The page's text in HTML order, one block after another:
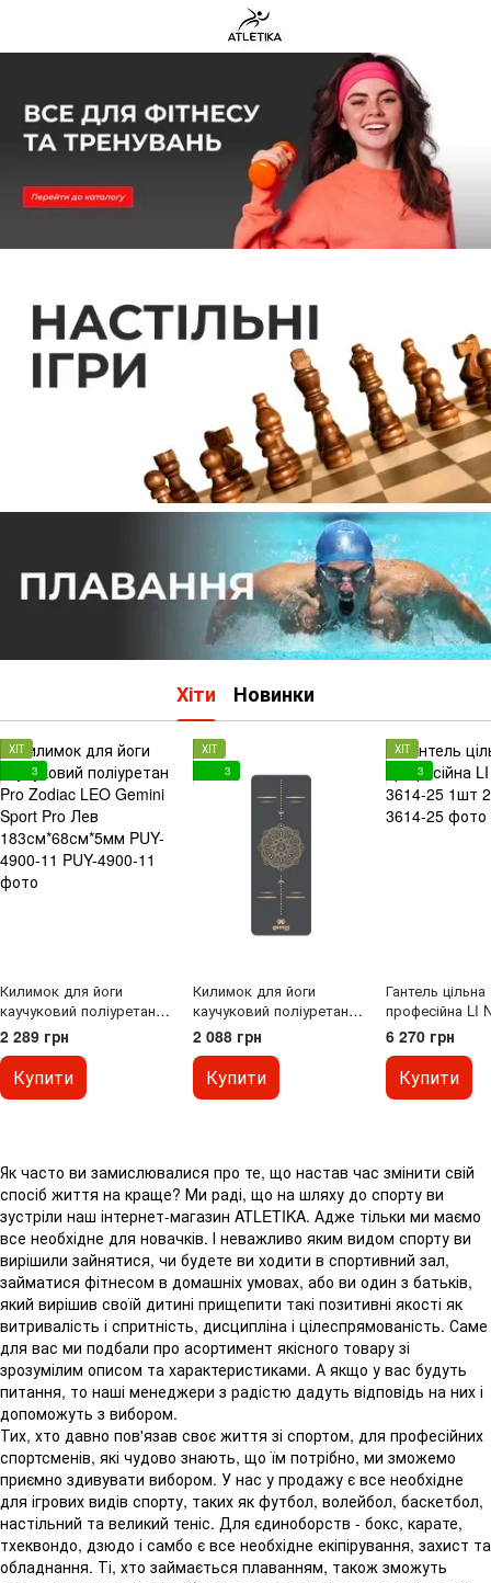
Хіти Новинки
ХІТ
3
Килимок для йоги
каучуковий поліуретан
Pro Zodiac LEO Gemini
Sport Pro Лев
183см*68см*5мм PUY-
4900-11
2 289 грн
Купити
ХІТ
3
Килимок для йоги
каучуковий поліуретан
Gemini Sport Pro
183см*68см*5мм PUY-
3900-7 темно-сірий
2 088 грн
Купити
ХІТ
3
Гантель цільна
професійна LI
3614-25 1шт
6 270 грн
Купити
Як часто ви замислювалися про те, що настав час змінити свій
спосіб життя на краще? Ми раді, що на шляху до спорту ви
зустріли наш інтернет-магазин ATLETIKA. Адже тільки ми маємо
все необхідне для новачків. І неважливо яким видом спорту ви
вирішили зайнятися, чи будете ви ходити в спортивний зал,
займатися фітнесом в домашніх умовах, або ви один з батьків,
який вирішив своїй дитині прищепити такі позитивні якості як
витривалість і спритність, дисципліна і цілеспрямованість. Саме
для вас ми подбали про асортимент якісного товару зі
зрозумілим описом та характеристиками. А якщо у вас будуть
питання, то наші менеджери з радістю дадуть відповідь на них і
допоможуть з вибором.
Тих, хто давно пов'язав своє життя зі спортом, для професійних
спортсменів, які чудово знають, що їм потрібно, ми зможемо
приємно здивувати вибором. У нас у продажу є все необхідне
для ігрових видів спорту, таких як футбол, волейбол, баскетбол,
настільний та великий теніс. Для єдиноборств - бокс, карате,
тхеквондо, дзюдо і самбо є все необхідне екіпірування, захист та
обладнання. Ті, хто займається плаванням, також зможуть